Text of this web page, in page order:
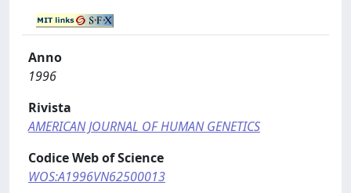
Anno
1996
Rivista
AMERICAN JOURNAL OF HUMAN GENETICS
Codice Web of Science
WOS:A1996VN62500013